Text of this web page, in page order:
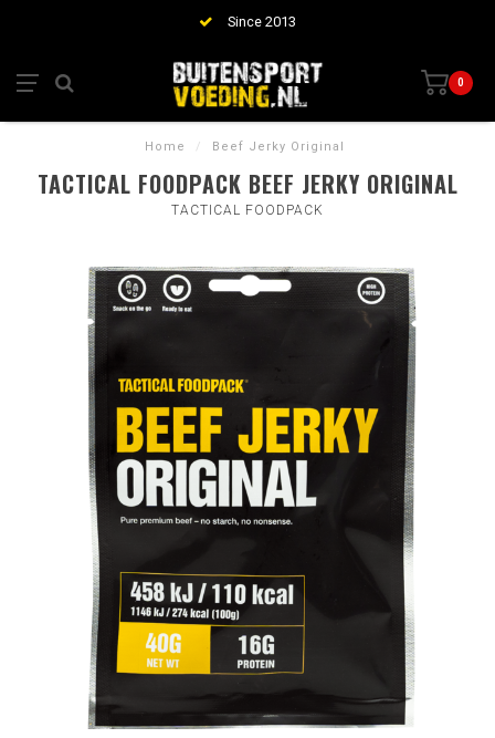
Since 2013
0
Home / Beef Jerky Original
TACTICAL FOODPACK BEEF JERKY ORIGINAL
TACTICAL FOODPACK